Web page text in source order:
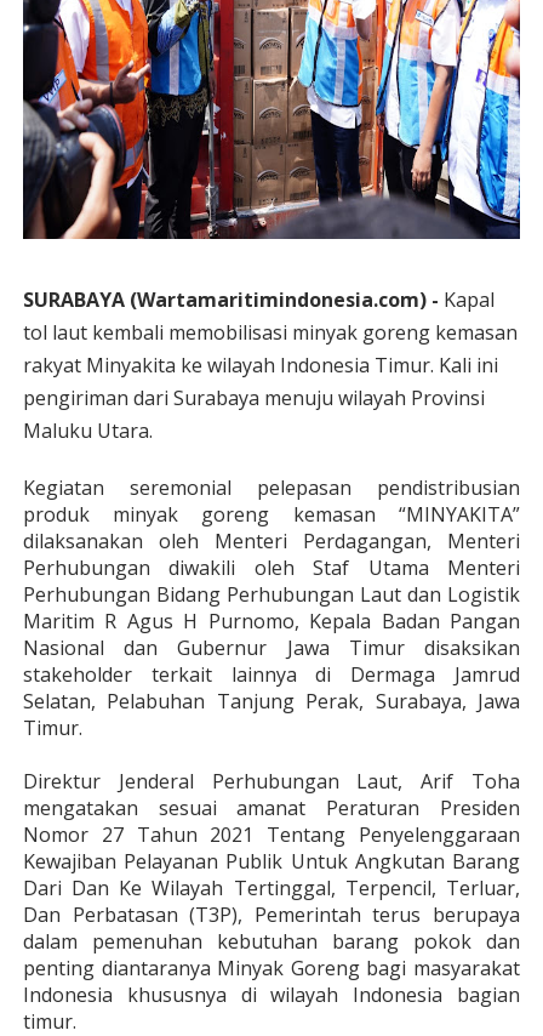
SURABAYA (Wartamaritimindonesia.com) - Kapal
tol laut kembali memobilisasi minyak goreng kemasan
rakyat Minyakita ke wilayah Indonesia Timur. Kali ini
pengiriman dari Surabaya menuju wilayah Provinsi
Maluku Utara.
Kegiatan seremonial pelepasan pendistribusian
produk minyak goreng kemasan “MINYAKITA”
dilaksanakan oleh Menteri Perdagangan, Menteri
Perhubungan diwakili oleh Staf Utama Menteri
Perhubungan Bidang Perhubungan Laut dan Logistik
Maritim R Agus H Purnomo, Kepala Badan Pangan
Nasional dan Gubernur Jawa Timur disaksikan
stakeholder terkait lainnya di Dermaga Jamrud
Selatan, Pelabuhan Tanjung Perak, Surabaya, Jawa
Timur.
Direktur Jenderal Perhubungan Laut, Arif Toha
mengatakan sesuai amanat Peraturan Presiden
Nomor 27 Tahun 2021 Tentang Penyelenggaraan
Kewajiban Pelayanan Publik Untuk Angkutan Barang
Dari Dan Ke Wilayah Tertinggal, Terpencil, Terluar,
Dan Perbatasan (T3P), Pemerintah terus berupaya
dalam pemenuhan kebutuhan barang pokok dan
penting diantaranya Minyak Goreng bagi masyarakat
Indonesia khususnya di wilayah Indonesia bagian
timur.